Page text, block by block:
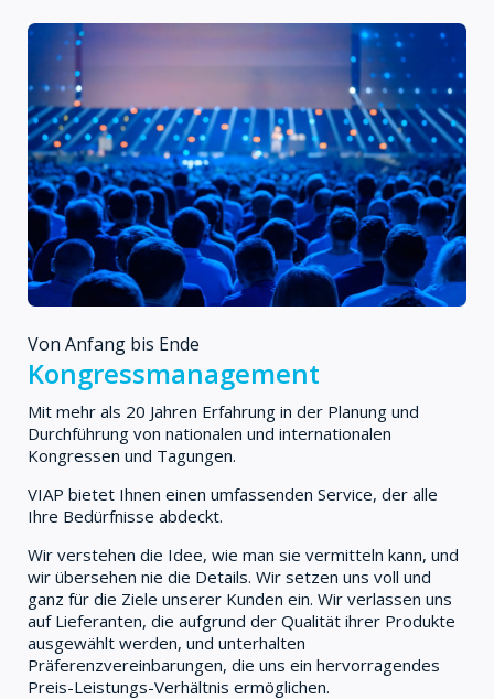
Von Anfang bis Ende
Kongressmanagement
Mit mehr als 20 Jahren Erfahrung in der Planung und
Durchführung von nationalen und internationalen
Kongressen und Tagungen.
VIAP bietet Ihnen einen umfassenden Service, der alle
Ihre Bedürfnisse abdeckt.
Wir verstehen die Idee, wie man sie vermitteln kann, und
wir übersehen nie die Details. Wir setzen uns voll und
ganz für die Ziele unserer Kunden ein. Wir verlassen uns
auf Lieferanten, die aufgrund der Qualität ihrer Produkte
ausgewählt werden, und unterhalten
Präferenzvereinbarungen, die uns ein hervorragendes
Preis-Leistungs-Verhältnis ermöglichen.